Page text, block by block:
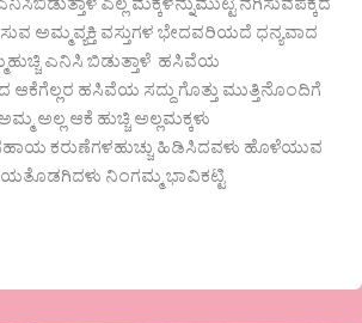
ಎಲ್ಲ ಮಕ್ಕಳನ್ನುಮುಟ್ಟಿ ನಗಿಸುವಪಕ್ಕದ
ಅಮ್ಮವ್ಯಕ್ತಿ ವಸ್ತುಗಳ ಭೇದವರಿಯದೆ ಧನ್ಯವಾದ
ಎನಿಸಿ ಬಿಡುತ್ತಾಳೆ ಹಸಿವೆಯ
ಆಕೆಗೆಲ್ಲರ ಹಸಿವೆಯ ಸದ್ದು ಗೊತ್ತು ಮುತ್ತಿನೊಂದಿಗೆ
ಅಲ್ಲ ಆಕೆ ಹುಚ್ಚಿ ಅಲ್ಲಮಕ್ಕಳು
ಕರುಣೆಗಳಹುಚ್ಚು ಹಿಡಿಸಿದವಳು ಹೊಳೆಯುವ
ನಿಂಗಮ್ಮ ಭಾವಿಕಟ್ಟಿ